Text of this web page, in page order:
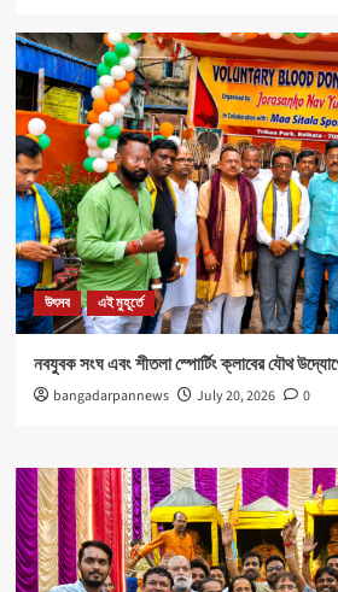
উৎসব এই মুহূর্তে
নবযুবক সংঘ এবং শীতলা স্পোর্টিং ক্লাবের যৌথ
bangadarpannews July 20, 2026 0